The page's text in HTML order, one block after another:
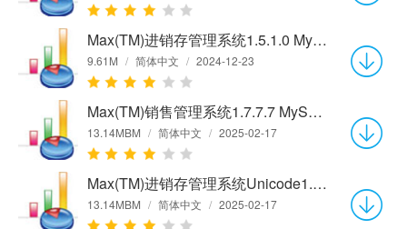
Max(TM)进销存管理系统1.5.1.0 MySQL网络版
9.61M / 简体中文 / 2024-12-23
Max(TM)销售管理系统1.7.7.7 MySQL网络版
13.14MBM / 简体中文 / 2025-02-17
Max(TM)进销存管理系统Unicode1.7.7.1 MySQL网络版
13.14MBM / 简体中文 / 2025-02-17